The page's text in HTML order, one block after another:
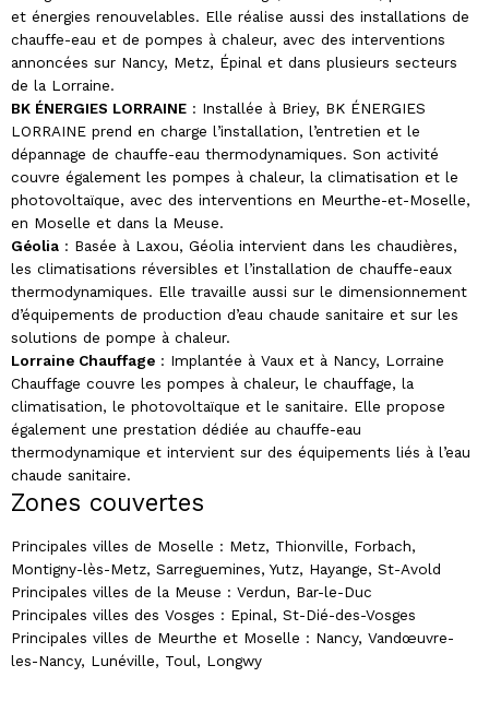
et énergies renouvelables. Elle réalise aussi des installations de
chauffe-eau et de pompes à chaleur, avec des interventions
annoncées sur Nancy, Metz, Épinal et dans plusieurs secteurs
de la Lorraine.
BK ÉNERGIES LORRAINE : Installée à Briey, BK ÉNERGIES
LORRAINE prend en charge l’installation, l’entretien et le
dépannage de chauffe-eau thermodynamiques. Son activité
couvre également les pompes à chaleur, la climatisation et le
photovoltaïque, avec des interventions en Meurthe-et-Moselle,
en Moselle et dans la Meuse.
Géolia : Basée à Laxou, Géolia intervient dans les chaudières,
les climatisations réversibles et l’installation de chauffe-eaux
thermodynamiques. Elle travaille aussi sur le dimensionnement
d’équipements de production d’eau chaude sanitaire et sur les
solutions de pompe à chaleur.
Lorraine Chauffage : Implantée à Vaux et à Nancy, Lorraine
Chauffage couvre les pompes à chaleur, le chauffage, la
climatisation, le photovoltaïque et le sanitaire. Elle propose
également une prestation dédiée au chauffe-eau
thermodynamique et intervient sur des équipements liés à l’eau
chaude sanitaire.
Zones couvertes
Principales villes de Moselle : Metz, Thionville, Forbach,
Montigny-lès-Metz, Sarreguemines, Yutz, Hayange, St-Avold
Principales villes de la Meuse : Verdun, Bar-le-Duc
Principales villes des Vosges : Epinal, St-Dié-des-Vosges
Principales villes de Meurthe et Moselle : Nancy, Vandœuvre-
les-Nancy, Lunéville, Toul, Longwy